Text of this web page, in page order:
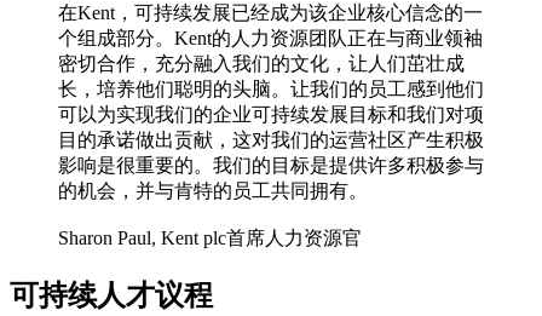
在Kent，可持续发展已经成为该企业核心信念的一
个组成部分。Kent的人力资源团队正在与商业领袖
密切合作，充分融入我们的文化，让人们茁壮成
长，培养他们聪明的头脑。让我们的员工感到他们
可以为实现我们的企业可持续发展目标和我们对项
目的承诺做出贡献，这对我们的运营社区产生积极
影响是很重要的。我们的目标是提供许多积极参与
的机会，并与肯特的员工共同拥有。
Sharon Paul, Kent plc首席人力资源官
可持续人才议程